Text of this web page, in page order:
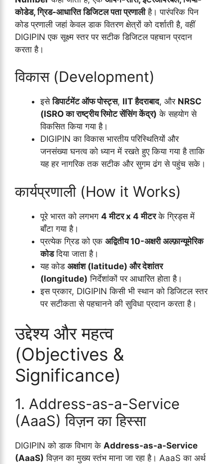
कोडेड, ग्रिड-आधारित डिजिटल पता प्रणालीहै। पारंपरिक पिन
कोड प्रणाली जहां केवल डाक वितरण क्षेत्रों को दर्शाती है, वहीं
DIGIPIN एक सूक्ष्म स्तर पर सटीक डिजिटल पहचान प्रदान
करता है।
विकास (Development)
इसेडिपार्टमेंट ऑफ पोस्ट्स, IIT हैदराबाद, और NRSC
(ISRO का राष्ट्रीय रिमोट सेंसिंग केंद्र) के सहयोग से
विकसित किया गया है।
DIGIPIN का विकास भारतीय परिस्थितियों और
जनसंख्या घनत्व को ध्यान में रखते हुए किया गया है ताकि
यह हर नागरिक तक सटीक और सुगम ढंग से पहुंच सके।
कार्यप्रणाली (How it Works)
पूरे भारत को लगभग 4 मीटर x 4 मीटरके ग्रिड्स में
बाँटा गया है।
प्रत्येक ग्रिड को एक अद्वितीय 10-अक्षरी अल्फ़ान्यूमेरिक
कोडदिया जाता है।
यह कोड अक्षांश (latitude) और देशांतर
(longitude) निर्देशांकों पर आधारित होता है।
इस प्रकार, DIGIPIN किसी भी स्थान को डिजिटल स्तर
पर सटीकता से पहचानने की सुविधा प्रदान करता है।
उद्देश्य और महत्व
(Objectives &
Significance)
1. Address-as-a-Service
(AaaS) विज़न का हिस्सा
DIGIPIN को डाक विभाग के Address-as-a-Service
(AaaS) विज़न का मुख्य स्तंभ माना जा रहा है। AaaS का अर्थ